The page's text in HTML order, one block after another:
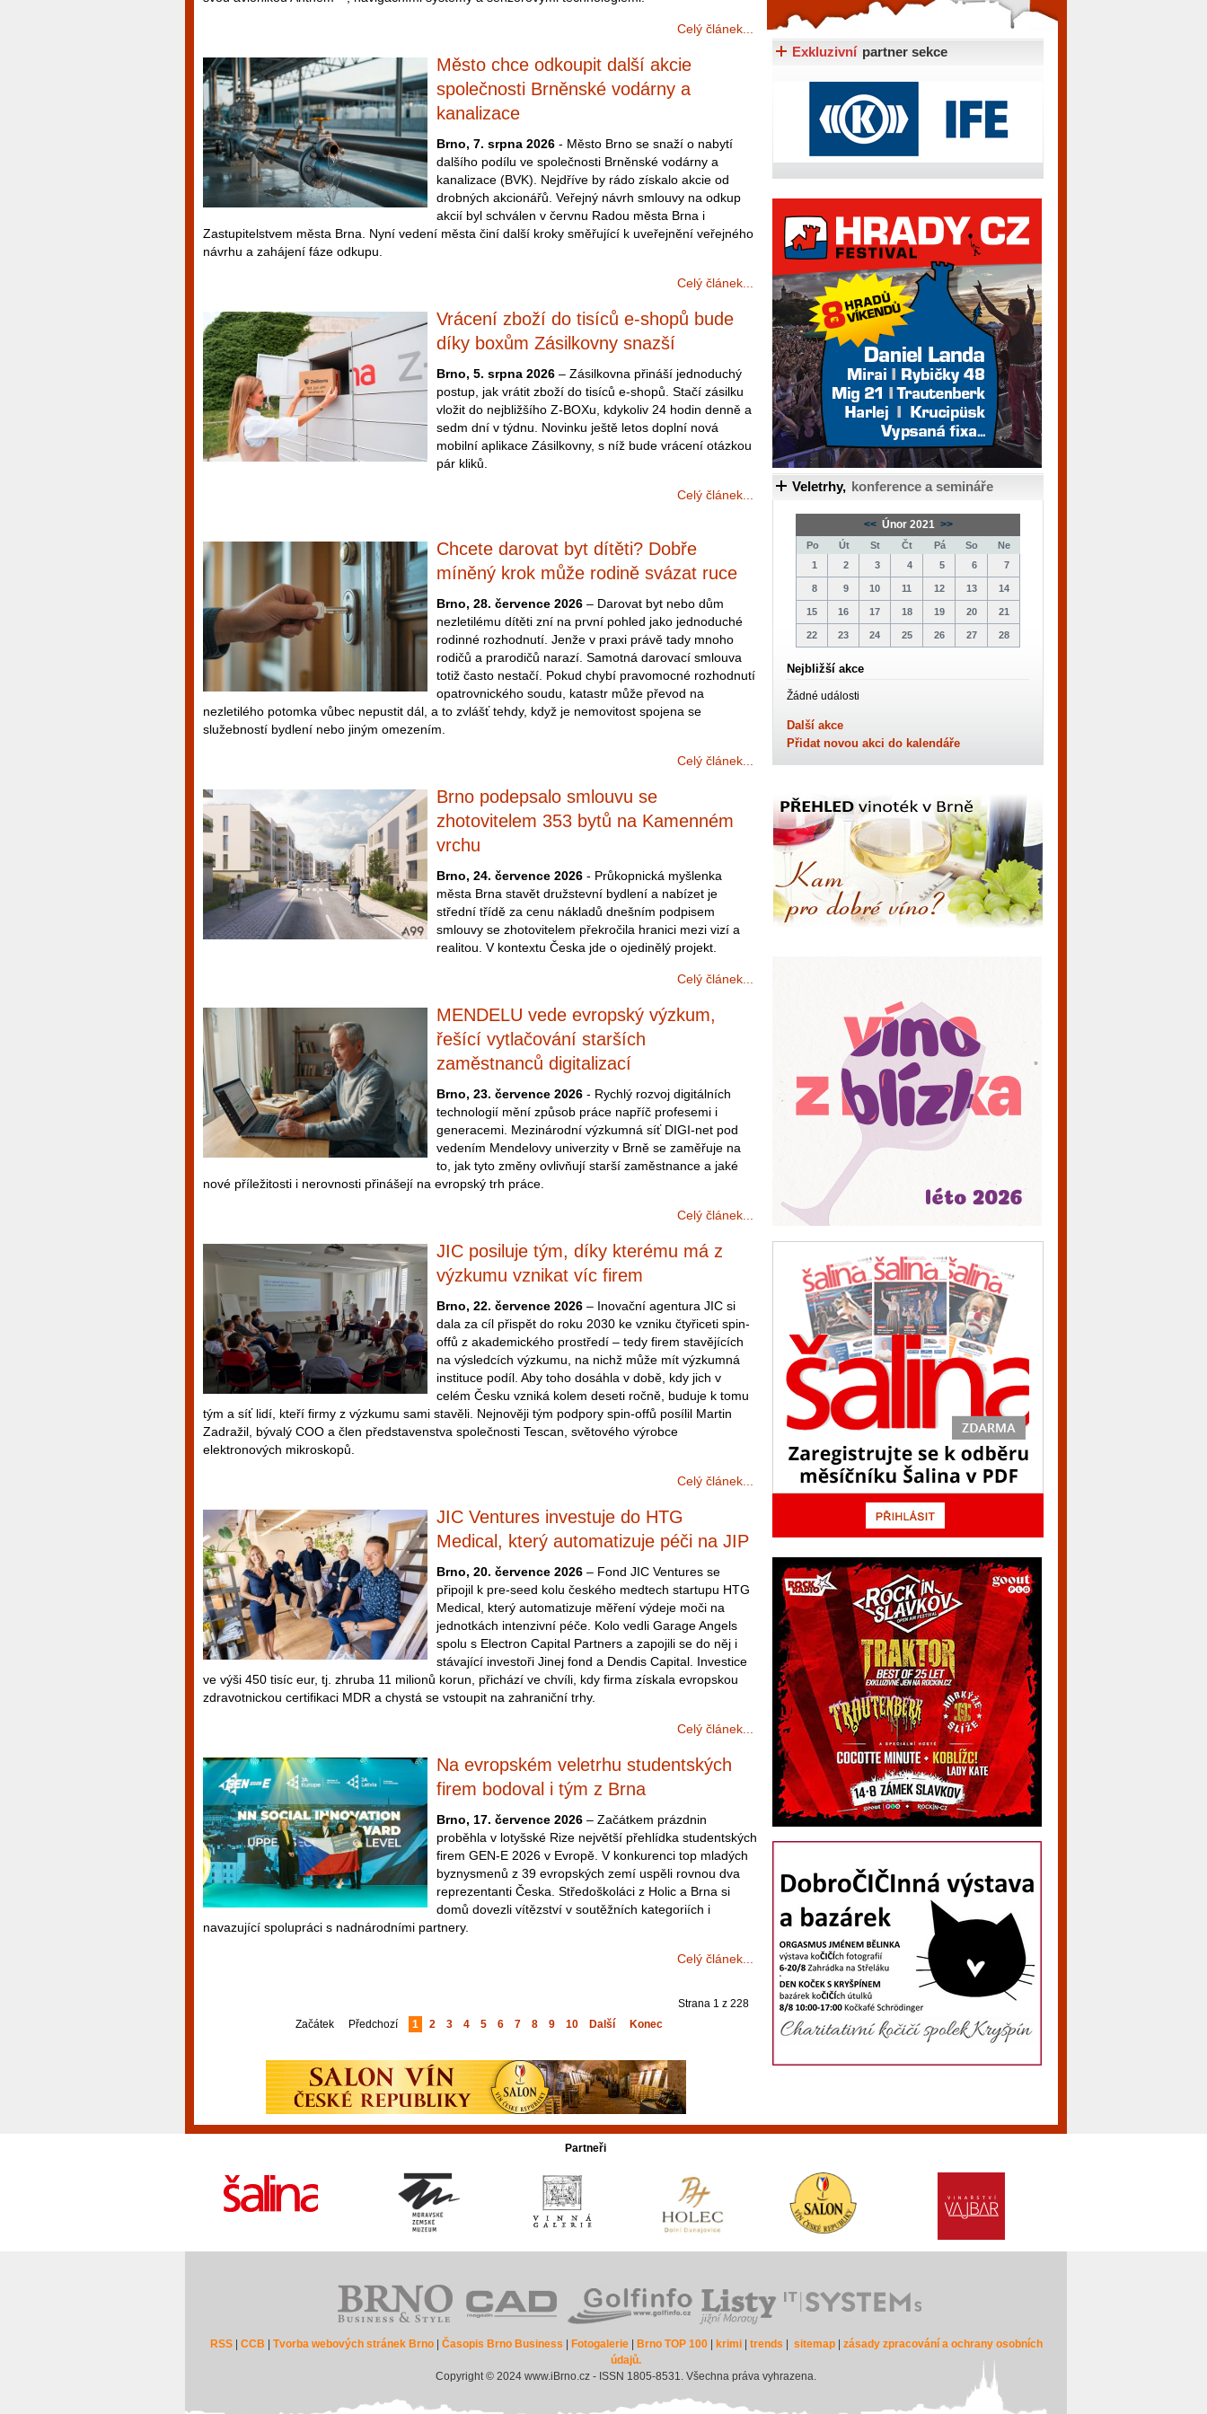
Celý článek...
Město chce odkoupit další akcie
společnosti Brněnské vodárny a
kanalizace
Brno, 7. srpna 2026 - Město Brno se snaží o nabytí
dalšího podílu ve společnosti Brněnské vodárny a
kanalizace (BVK). Nejdříve by rádo získalo akcie od
drobných akcionářů. Veřejný návrh smlouvy na odkup
akcií byl schválen v červnu Radou města Brna i
Zastupitelstvem města Brna. Nyní vedení města činí další kroky směřující k uveřejnění veřejného
návrhu a zahájení fáze odkupu.
Celý článek...
Vrácení zboží do tisíců e-shopů bude
díky boxům Zásilkovny snazší
Brno, 5. srpna 2026 – Zásilkovna přináší jednoduchý
postup, jak vrátit zboží do tisíců e-shopů. Stačí zásilku
vložit do nejbližšího Z-BOXu, kdykoliv 24 hodin denně a
sedm dní v týdnu. Novinku ještě letos doplní nová
mobilní aplikace Zásilkovny, s níž bude vrácení otázkou
pár kliků.
Celý článek...
Chcete darovat byt dítěti? Dobře
míněný krok může rodině svázat ruce
Brno, 28. července 2026 – Darovat byt nebo dům
nezletilému dítěti zní na první pohled jako jednoduché
rodinné rozhodnutí. Jenže v praxi právě tady mnoho
rodičů a prarodičů narazí. Samotná darovací smlouva
totiž často nestačí. Pokud chybí pravomocné rozhodnutí
opatrovnického soudu, katastr může převod na
nezletilého potomka vůbec nepustit dál, a to zvlášť tehdy, když je nemovitost spojena se
služebností bydlení nebo jiným omezením.
Celý článek...
Brno podepsalo smlouvu se
zhotovitelem 353 bytů na Kamenném
vrchu
Brno, 24. července 2026 - Průkopnická myšlenka
města Brna stavět družstevní bydlení a nabízet je
střední třídě za cenu nákladů dnešním podpisem
smlouvy se zhotovitelem překročila hranici mezi vizí a
realitou. V kontextu Česka jde o ojedinělý projekt.
Celý článek...
MENDELU vede evropský výzkum,
řešící vytlačování starších
zaměstnanců digitalizací
Brno, 23. července 2026 - Rychlý rozvoj digitálních
technologií mění způsob práce napříč profesemi i
generacemi. Mezinárodní výzkumná síť DIGI-net pod
vedením Mendelovy univerzity v Brně se zaměřuje na
to, jak tyto změny ovlivňují starší zaměstnance a jaké
nové příležitosti i nerovnosti přinášejí na evropský trh práce.
Celý článek...
JIC posiluje tým, díky kterému má z
výzkumu vznikat víc firem
Brno, 22. července 2026 – Inovační agentura JIC si
dala za cíl přispět do roku 2030 ke vzniku čtyřiceti spin-
offů z akademického prostředí – tedy firem stavějících
na výsledcích výzkumu, na nichž může mít výzkumná
instituce podíl. Aby toho dosáhla v době, kdy jich v
celém Česku vzniká kolem deseti ročně, buduje k tomu
tým a síť lidí, kteří firmy z výzkumu sami stavěli. Nejnověji tým podpory spin-offů posílil Martin
Zadražil, bývalý COO a člen představenstva společnosti Tescan, světového výrobce
elektronových mikroskopů.
Celý článek...
JIC Ventures investuje do HTG
Medical, který automatizuje péči na JIP
Brno, 20. července 2026 – Fond JIC Ventures se
připojil k pre-seed kolu českého medtech startupu HTG
Medical, který automatizuje měření výdeje moči na
jednotkách intenzivní péče. Kolo vedli Garage Angels
spolu s Electron Capital Partners a zapojili se do něj i
stávající investoři Jinej fond a Dendis Capital. Investice
ve výši 450 tisíc eur, tj. zhruba 11 milionů korun, přichází ve chvíli, kdy firma získala evropskou
zdravotnickou certifikaci MDR a chystá se vstoupit na zahraniční trhy.
Celý článek...
Na evropském veletrhu studentských
firem bodoval i tým z Brna
Brno, 17. července 2026 – Začátkem prázdnin
proběhla v lotyšské Rize největší přehlídka studentských
firem GEN-E 2026 v Evropě. V konkurenci top mladých
byznysmenů z 39 evropských zemí uspěli rovnou dva
reprezentanti Česka. Středoškoláci z Holic a Brna si
domů dovezli vítězství v soutěžních kategoriích i
navazující spolupráci s nadnárodními partnery.
Celý článek...
Strana 1 z 228
Začátek
Předchozí 1 2 3 4 5 6 7 8 9 10 Další Konec
Exkluzivní partner sekce
Veletrhy, konference a semináře
<< Únor 2021 >>
Po Út St Čt Pá So
Ne
1
2 3 4 5 6 7
8 9 10 11 12 13 14
15 16 17 18 19 20 21
22 23 24 25 26 27 28
Nejbližší akce
Žádné události
Další akce
Přidat novou akci do kalendáře
Partneři
RSS| CCB Tvorba webových stránek Brno| Časopis Brno Business Fotogalerie| Brno TOP 100| krimi| trends sitemap| zásady zpracování a ochrany osobních
údajů.
Copyright © 2024 www.iBrno.cz - ISSN 1805-8531. Všechna práva vyhrazena.